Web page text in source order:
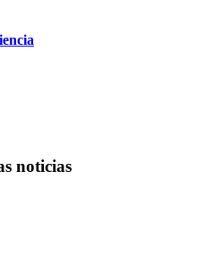
noticias